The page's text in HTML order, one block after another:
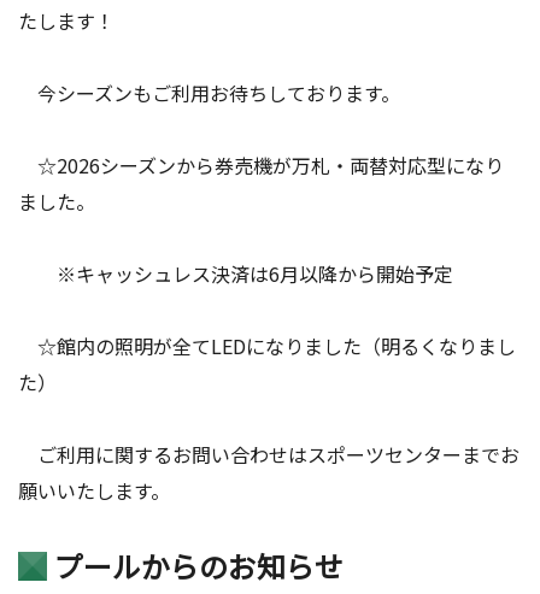
たします！
今シーズンもご利用お待ちしております。
☆2026シーズンから券売機が万札・両替対応型になり
ました。
※キャッシュレス決済は6月以降から開始予定
☆館内の照明が全てLEDになりました（明るくなりまし
た）
ご利用に関するお問い合わせはスポーツセンターまでお
願いいたします。
プールからのお知らせ